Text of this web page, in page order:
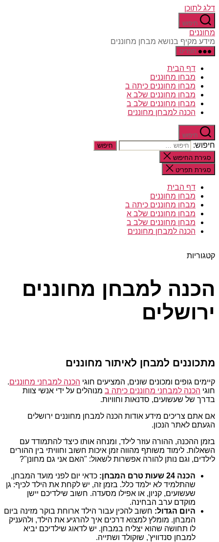
דלג לתוכן
חיפוש
מחוננים
מידע מקיף בנושא מבחן מחוננים
תפריט
דף הבית
מבחן מחוננים
מבחן מחוננים כיתה ב
מבחן מחוננים שלב א
מבחן מחוננים שלב ב
הכנה למבחן מחוננים
חיפוש
חיפוש:
סגירת החיפוש
סגירת תפריט
דף הבית
מבחן מחוננים
מבחן מחוננים כיתה ב
מבחן מחוננים שלב א
מבחן מחוננים שלב ב
הכנה למבחן מחוננים
קטגוריות
הכנה למבחן מחוננים
ירושלים
מתכוננים למבחן לאיתור מחוננים
קיימים גופים ומכונים שונים, המציעים חוגי הכנה למבחני מחוננים.
חוגי הכנה למבחני מחוננים כיתה ב מנוהלים על ידי אנשי צוות
בדרך של שעשועים, סדנאות וחוויות.
אם אתם צריכים מידע אודות הכנה למבחן מחוננים ירושלים
הגעתם לאתר הנכון.
בזמן ההכנה, ההורה עוזר לילד, ומנחה אותו כיצד להתמודד עם
השאלות. לימוד משותף מהווה זמן איכות חשוב וחוויתי בין ההורים
לילדים, וגם נותן להורה אפשרות לשאול: "האם אני גם מחונן"?
הכנה 24 שעות טרם המבחן:
כדאי יום לפני מועד המבחן,
שהתלמיד לא ילמד כלל. בזמן זה, יש לקחת את הילד לכיף: גן
שעשועים, קניון, או אפילו מסעדה. חשוב שילדיכם יישן
מוקדם ערב הבחינה.
היום הגדול: חשוב להכין עבור הילד ארוחת בוקר מזינה ביום
המבחן. מומלץ למצוא דרכים איך להרגיע את הילד, ולהעניק
לו תחושה שהוא יצליח במבחן. יש לדאוג שילדיכם יביא
למבחן סנדוויץ', שוקולד ושתייה.